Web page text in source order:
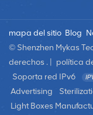
mapa del sitio Blog
© Shenzhen Mykas
derechos . |
política
Soporta red IPv6
Advertising
Light Boxes